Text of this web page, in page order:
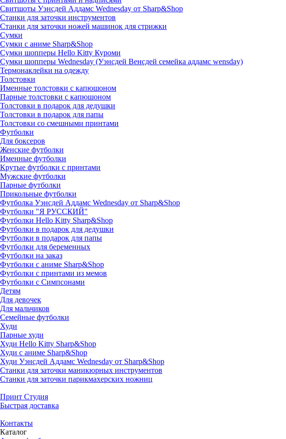
Свитшоты Уэнсдей Аддамс Wednesday от Sharp&Shop
Станки для заточки инструментов
Станки для заточки ножей машинок для стрижки
Сумки
Сумки с аниме Sharp&Shop
Сумки шопперы Hello Kitty Куроми
Сумки шопперы Wednesday (Уэнсдей Венсдей семейка аддамс wensday)
Термонаклейки на одежду
Толстовки
Именные толстовки с капюшоном
Парные толстовки с капюшоном
Толстовки в подарок для дедушки
Толстовки в подарок для папы
Толстовки со смешными принтами
Футболки
Для боксеров
Женские футболки
Именные футболки
Крутые футболки с принтами
Мужские футболки
Парные футболки
Прикольные футболки
Футболка Уэнсдей Аддамс Wednesday от Sharp&Shop
Футболки "Я РУССКИЙ"
Футболки Hello Kitty Sharp&Shop
Футболки в подарок для дедушки
Футболки в подарок для папы
Футболки для беременных
Футболки на заказ
Футболки с аниме Sharp&Shop
Футболки с принтами из мемов
Футболки с Симпсонами
Детям
Для девочек
Для мальчиков
Семейные футболки
Худи
Парные худи
Худи Hello Kitty Sharp&Shop
Худи с аниме Sharp&Shop
Худи Уэнсдей Аддамс Wednesday от Sharp&Shop
Станки для заточки маникюрных инструментов
Станки для заточки парикмахерских ножниц
Принт Студия
Быстрая доставка
Контакты
Каталог